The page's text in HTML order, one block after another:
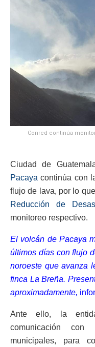
Conred continúa
Ciudad de
Pacaya continúa con
flujo de lava, por lo
Reducción de
monitoreo respectivo.
El volcán de Pacaya
últimos días con flujo
noroeste que avanza
finca La Breña.
aproximadamente,
Ante ello, la
comunicación
municipales, para